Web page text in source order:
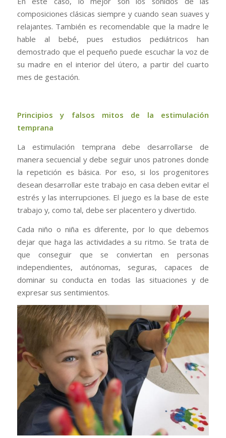
composiciones clásicas siempre y cuando sean suaves y
relajantes. También es recomendable que la madre le
hable al bebé, pues estudios pediátricos han
demostrado que el pequeño puede escuchar la voz de
su madre en el interior del útero, a partir del cuarto
mes de gestación.
Principios y falsos mitos de la estimulación
temprana
La estimulación temprana debe desarrollarse de
manera secuencial y debe seguir unos patrones donde
la repetición es básica. Por eso, si los progenitores
desean desarrollar este trabajo en casa deben evitar el
estrés y las interrupciones. El juego es la base de este
trabajo y, como tal, debe ser placentero y divertido.
Cada niño o niña es diferente, por lo que debemos
dejar que haga las actividades a su ritmo. Se trata de
que conseguir que se conviertan en personas
independientes, autónomas, seguras, capaces de
dominar su conducta en todas las situaciones y de
expresar sus sentimientos.